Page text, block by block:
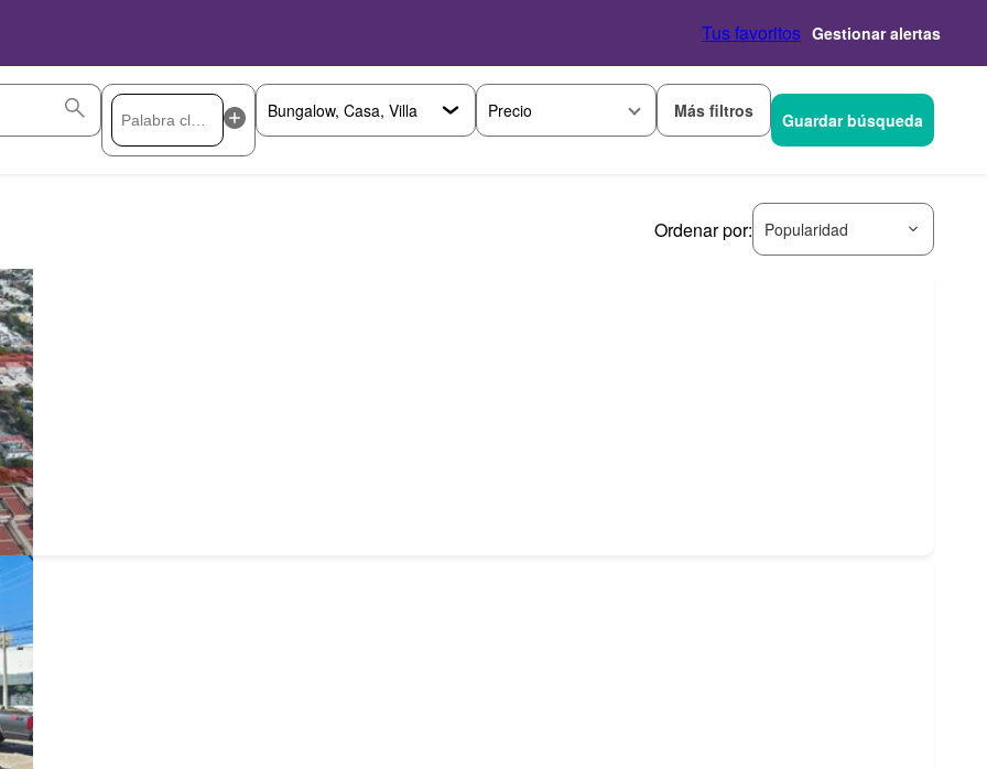
Tus favoritos Gestionar alertas
Precio Más filtros Guardar búsqueda
Ordenar por: Popularidad